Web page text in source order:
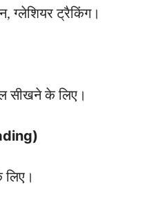
ग्लेशियर ट्रैकिंग।
सीखने के लिए।
लिए।